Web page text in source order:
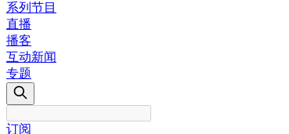
系列节目
直播
播客
互动新闻
专题
订阅